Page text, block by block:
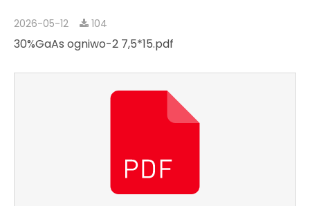
2026-05-12 104
30%GaAs ogniwo-2 7,5*15.pdf